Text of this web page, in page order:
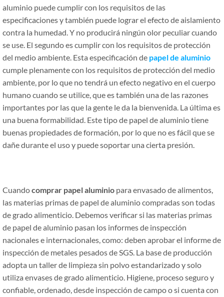
aluminio puede cumplir con los requisitos de las
especificaciones y también puede lograr el efecto de aislamiento
contra la humedad. Y no producirá ningún olor peculiar cuando
se use. El segundo es cumplir con los requisitos de protección
del medio ambiente. Esta especificación de papel de aluminio
cumple plenamente con los requisitos de protección del medio
ambiente, por lo que no tendrá un efecto negativo en el cuerpo
humano cuando se utilice, que es también una de las razones
importantes por las que la gente le da la bienvenida. La última es
una buena formabilidad. Este tipo de papel de aluminio tiene
buenas propiedades de formación, por lo que no es fácil que se
dañe durante el uso y puede soportar una cierta presión.
Cuandocomprar papel aluminio para envasado de alimentos,
las materias primas de papel de aluminio compradas son todas
de grado alimenticio. Debemos verificar si las materias primas
de papel de aluminio pasan los informes de inspección
nacionales e internacionales, como: deben aprobar el informe de
inspección de metales pesados de SGS. La base de producción
adopta un taller de limpieza sin polvo estandarizado y solo
utiliza envases de grado alimenticio. Higiene, proceso seguro y
confiable, ordenado, desde inspección de campo o si cuenta con